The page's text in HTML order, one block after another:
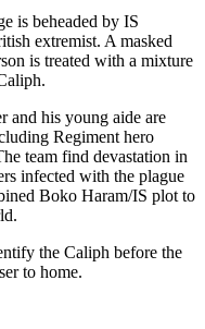
is beheaded by IS
extremist. A masked
is treated with a mixture
and his young aide are
Regiment hero
team find devastation in
infected with the plague
Boko Haram/IS plot to
the Caliph before the
to home.